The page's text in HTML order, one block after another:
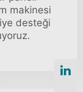
makinesi
desteği